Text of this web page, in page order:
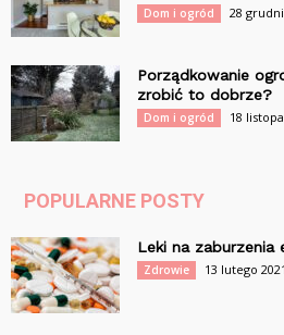
Dom i ogród 28
Porządkowanie
zrobić to dobrze?
Dom i ogród 18
POPULARNE POSTY
Leki na zaburzenia
Zdrowie 13 lutego 2021